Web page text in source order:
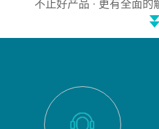
不止好产品 · 更有全面